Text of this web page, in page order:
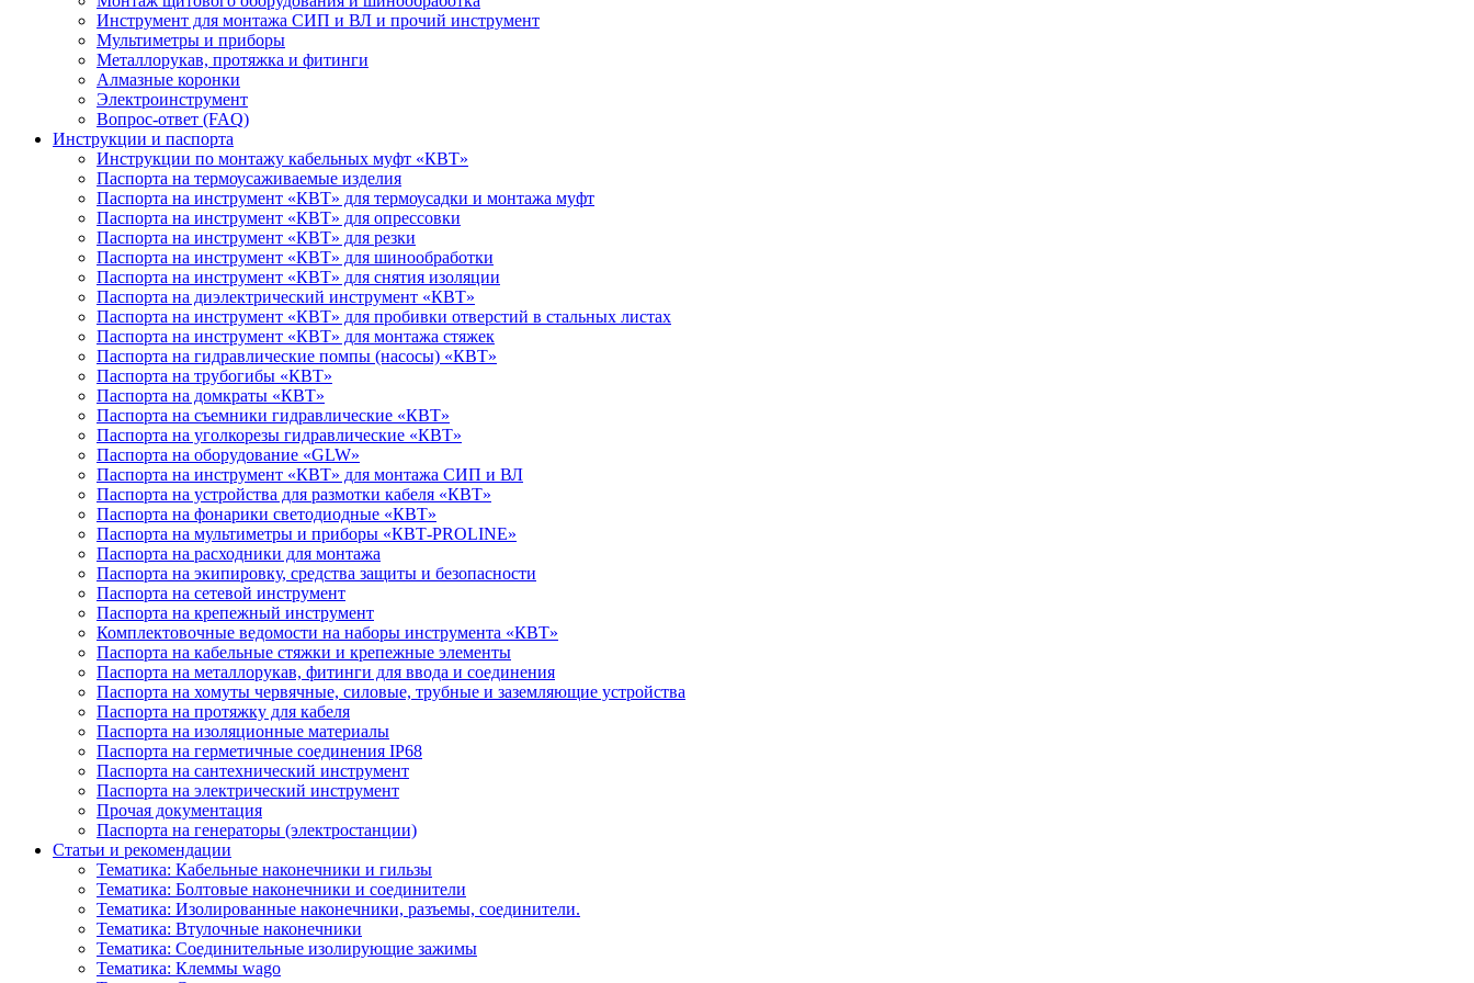
Инструмент для монтажа СИП и ВЛ и прочий инструмент
Мультиметры и приборы
Металлорукав, протяжка и фитинги
Алмазные коронки
Электроинструмент
Вопрос-ответ (FAQ)
Инструкции и паспорта
Инструкции по монтажу кабельных муфт «КВТ»
Паспорта на термоусаживаемые изделия
Паспорта на инструмент «КВТ» для термоусадки и монтажа муфт
Паспорта на инструмент «КВТ» для опрессовки
Паспорта на инструмент «КВТ» для резки
Паспорта на инструмент «КВТ» для шинообработки
Паспорта на инструмент «КВТ» для снятия изоляции
Паспорта на диэлектрический инструмент «КВТ»
Паспорта на инструмент «КВТ» для пробивки отверстий в стальных листах
Паспорта на инструмент «КВТ» для монтажа стяжек
Паспорта на гидравлические помпы (насосы) «КВТ»
Паспорта на трубогибы «КВТ»
Паспорта на домкраты «КВТ»
Паспорта на съемники гидравлические «КВТ»
Паспорта на уголкорезы гидравлические «КВТ»
Паспорта на оборудование «GLW»
Паспорта на инструмент «КВТ» для монтажа СИП и ВЛ
Паспорта на устройства для размотки кабеля «КВТ»
Паспорта на фонарики светодиодные «КВТ»
Паспорта на мультиметры и приборы «КВТ-PROLINE»
Паспорта на расходники для монтажа
Паспорта на экипировку, средства защиты и безопасности
Паспорта на сетевой инструмент
Паспорта на крепежный инструмент
Комплектовочные ведомости на наборы инструмента «КВТ»
Паспорта на кабельные стяжки и крепежные элементы
Паспорта на металлорукав, фитинги для ввода и соединения
Паспорта на хомуты червячные, силовые, трубные и заземляющие устройства
Паспорта на протяжку для кабеля
Паспорта на изоляционные материалы
Паспорта на герметичные соединения IP68
Паспорта на сантехнический инструмент
Паспорта на электрический инструмент
Прочая документация
Паспорта на генераторы (электростанции)
Статьи и рекомендации
Тематика: Кабельные наконечники и гильзы
Тематика: Болтовые наконечники и соединители
Тематика: Изолированные наконечники, разъемы, соединители.
Тематика: Втулочные наконечники
Тематика: Соединительные изолирующие зажимы
Тематика: Клеммы wago